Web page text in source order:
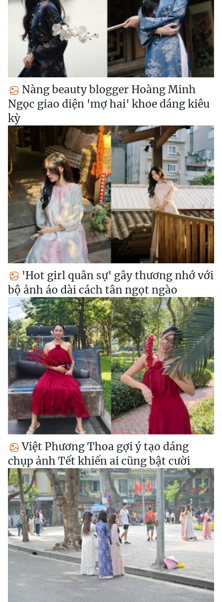
Nàng beauty blogger Hoàng Minh
Ngọc giao diện 'mợ hai' khoe dáng kiêu
kỳ
'Hot girl quân sự' gây thương nhớ với
bộ ảnh áo dài cách tân ngọt ngào
Việt Phương Thoa gợi ý tạo dáng
chụp ảnh Tết khiến ai cũng bật cười